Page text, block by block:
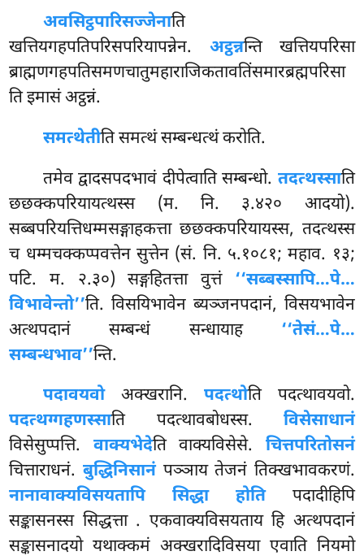
अवसिट्ठपारिसज्जेनाति
खत्तियगहपतिपरिसपरियापन्नेन. अट्ठन्नन्ति खत्तियपरिसा
ब्राह्मणगहपतिसमणचातुमहाराजिकतावतिंसमारब्रह्मपरिसा
ति इमासं अट्ठन्नं.
समत्थेतीति समत्थं सम्बन्धत्थं करोति.
तमेव द्वादसपदभावं दीपेत्वाति सम्बन्धो. तदत्थस्साति
छछक्कपरियायत्थस्स (म. नि. ३.४२० आदयो).
सब्बपरियत्तिधम्मसङ्गाहकत्ता छछक्कपरियायस्स, तदत्थस्स
च धम्मचक्कप्पवत्तेन सुत्तेन (सं. नि. ५.१०८१; महाव. १३;
पटि. म. २.३०) सङ्गहितत्ता वुत्तं ‘‘सब्बस्सापि…पे…
विभावेन्तो’’ति. विसयिभावेन ब्यञ्जनपदानं, विसयभावेन
अत्थपदानं सम्बन्धं सन्धायाह ‘‘तेसं…पे…
सम्बन्धभाव’’न्ति.
पदावयवोअक्खरानि. पदत्थोति पदत्थावयवो.
पदत्थग्गहणस्साति पदत्थावबोधस्स. विसेसाधानं
विसेसुप्पत्ति. वाक्यभेदेति वाक्यविसेसे. चित्तपरितोसनं
चित्ताराधनं. बुद्धिनिसानंपञ्ञाय तेजनं तिक्खभावकरणं.
नानावाक्यविसयतापि सिद्धा होतिपदादीहिपि
सङ्कासनस्स सिद्धत्ता . एकवाक्यविसयताय हि अत्थपदानं
सङ्कासनादयो यथाक्कमं अक्खरादिविसया एवाति नियमो